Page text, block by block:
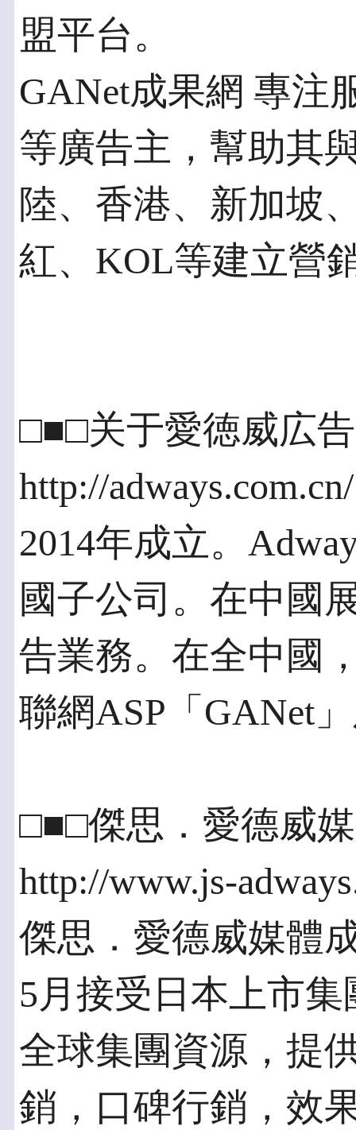
盟平台。
GANet成果網 專注
等廣告主，幫助其
陸、香港、新加坡
紅、KOL等建立營
□■□关于愛徳威広
http://adways.com.cn/
2014年成立。
國子公司。在中國
告業務。在全中國
聯網ASP「GANet
□■□傑思．愛德威媒
http://www.js-
傑思．愛德威媒體
5月接受日本上市
全球集團資源，提
銷，口碑行銷，效